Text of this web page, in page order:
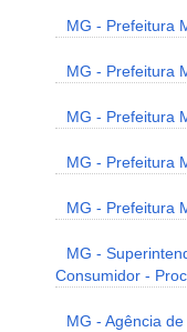
MG - Prefeitura
MG - Prefeitura
MG - Prefeitura
MG - Prefeitura
MG - Prefeitura
MG -
Consumidor -
MG - Agência